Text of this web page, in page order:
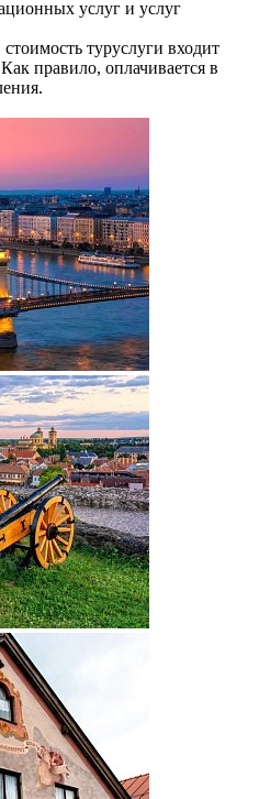
услуг и услуг
туруслуги входит
правило, оплачивается в